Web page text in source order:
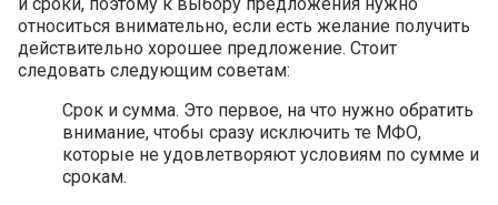
относиться внимательно, если есть желание получить
действительно хорошее предложение. Стоит
следовать следующим советам:
Срок и сумма. Это первое, на что нужно обратить
внимание, чтобы сразу исключить те МФО,
которые не удовлетворяют условиям по сумме и
срокам.